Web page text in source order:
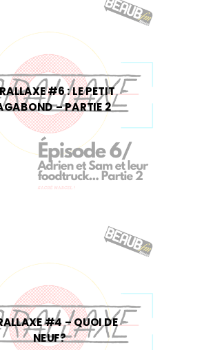
#6 : LE PETIT
– PARTIE 2
#4 – QUOI DE
NEUF?